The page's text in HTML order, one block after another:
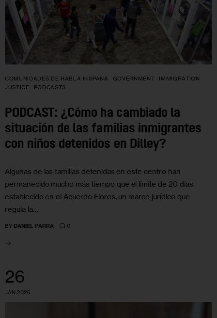
COMUNIDADES DE HABLA HISPANA GOVERNMENT
IMMIGRATION
JUSTICE
PODCASTS
PODCAST: ¿Cómo ha cambiado la
situación de las familias inmigrantes
con niños detenidos en Dilley?
Algunas de las familias detenidas en este centro han
permanecido mucho más tiempo que el límite de 20 días
establecido en el Acuerdo Flores, un marco jurídico que
regula la…
BY DANIEL PARRA 0
26
JAN 2026